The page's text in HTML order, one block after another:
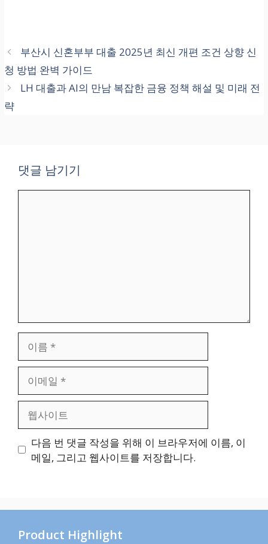
초개인화
사용자 의도 예측 및 동적
뢰 확보)
부산시 신혼부부 대출 2025년 최신 개편 조건 상향 신
청 방법 완벽 가이드
LH 대출과 AI의 만남 복잡한 금융 정책 해설 및 미래 전
략
댓글 남기기
일
트
다음 번 댓글 작성을 위해 이 브라우저에 이름, 이
메일, 그리고 웹사이트를 저장합니다.
Product Highlight